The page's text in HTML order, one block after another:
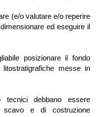
(e/o valutare e/o reperire
ed eseguire il
posizionare il fondo
messe in
tecnici debbano essere
scavo e di costruzione